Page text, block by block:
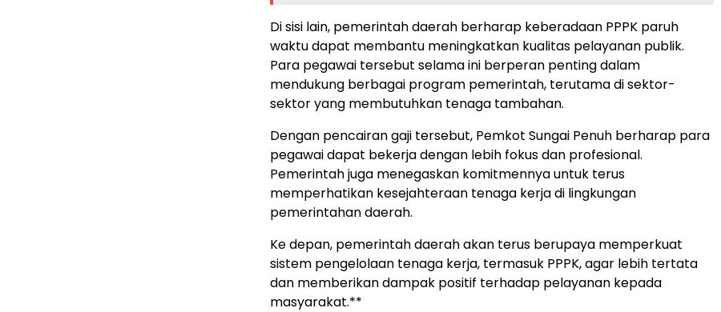
Di sisi lain, pemerintah daerah berharap keberadaan PPPK paruh
waktu dapat membantu meningkatkan kualitas pelayanan publik.
Para pegawai tersebut selama ini berperan penting dalam
mendukung berbagai program pemerintah, terutama di sektor-
sektor yang membutuhkan tenaga tambahan.
Dengan pencairan gaji tersebut, Pemkot Sungai Penuh berharap para
pegawai dapat bekerja dengan lebih fokus dan profesional.
Pemerintah juga menegaskan komitmennya untuk terus
memperhatikan kesejahteraan tenaga kerja di lingkungan
pemerintahan daerah.
Ke depan, pemerintah daerah akan terus berupaya memperkuat
sistem pengelolaan tenaga kerja, termasuk PPPK, agar lebih tertata
dan memberikan dampak positif terhadap pelayanan kepada
masyarakat.**